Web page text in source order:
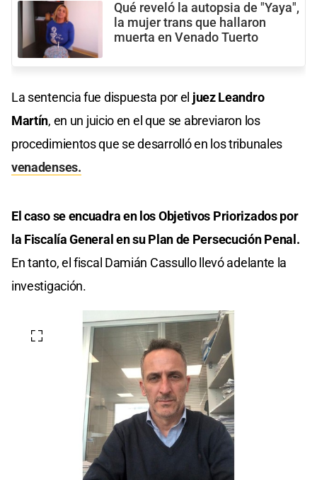
Qué reveló la autopsia de "Yaya",
la mujer trans que hallaron
muerta en Venado Tuerto
La sentencia fue dispuesta por el juez Leandro
Martín, en un juicio en el que se abreviaron los
procedimientos que se desarrolló en los tribunales
venadenses.
El caso se encuadra en los Objetivos Priorizados por
la Fiscalía General en su Plan de Persecución Penal.
En tanto, el fiscal Damián Cassullo llevó adelante la
investigación.